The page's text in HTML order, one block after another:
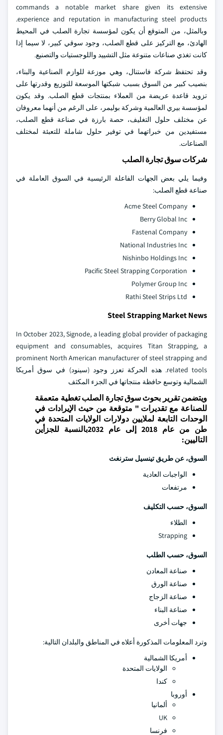
commands a notable market share given its extensive
experience and reputation in manufacturing steel products.
وبالمثل، من المتوقع أن يكون لمؤسسة تجارة الصلب في المحيط
الهادئ، مع التركيز على قطع الصلب، وجود سوقي كبير، لا سيما إذا
كانت تغذي صناعات متنوعة مثل التشييد واللوجستيات والتصنيع.
وقد تحتفظ شركة فاستنال، وهي موزعة للوازم الصناعية والبناء،
بنصيب كبير من السوق بسبب شبكتها الموسعة للتوزيع وقدرتها على
تزويد قاعدة عريضة من العملاء بمنتجات قطع الصلب. وقد يكون
لمؤسسة بيري العالمية وشركة بوليمر، على الرغم من أنهما معروفان
عن مختلف حلول التغليف، حصة بارزة في صناعة قطع الصلب،
مستفيدين من خبراتهما في توفير حلول شاملة للتعبئة لمختلف
الصناعات.
شركات سوق تجارة الصلب
وفيما يلي بعض الجهات الفاعلة الرئيسية في السوق العاملة في
صناعة قطع الصلب:
Acme Steel Company
Berry Global Inc
Fastenal Company
National Industries Inc
Nishinbo Holdings Inc
Pacific Steel Strapping Corporation
Polymer Group Inc
Rathi Steel Strips Ltd
Steel Strapping Market News
In October 2023, Signode, a leading global provider of packaging
equipment and consumables, acquires Titan Strapping, a
prominent North American manufacturer of steel strapping and
related tools. هذه الحركة تعزز وجود (سينود) في سوق أمريكا
الشمالية وتوسع حافظة منتجاتها في الجزء المكثف
ويتضمن تقرير بحوث سوق تجارة الصلب تغطية متعمقة
للصناعة مع تقديرات " متوقعة من حيث الإيرادات في
الوحدات التابعة لملايين دولارات الولايات المتحدة في
طن من عام 2018 إلى عام 2032بالنسبة للجزأين
التاليين:
السوق، عن طريق تينسيل سترنغث
الواجبات العادية
مرتفعات
السوق، حسب التكليف
الطلاء
Strapping
السوق، حسب الطلب
صناعة المعادن
صناعة الورق
صناعة الزجاج
صناعة البناء
جهات أخرى
وترد المعلومات المذكورة أعلاه في المناطق والبلدان التالية:
أمريكا الشمالية
الولايات المتحدة
كندا
أوروبا
ألمانيا
UK
فرنسا